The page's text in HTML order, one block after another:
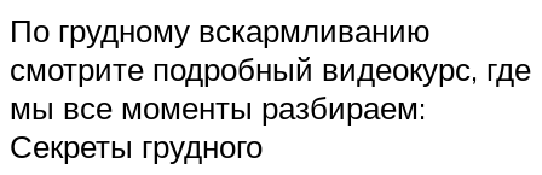
По грудному вскармливанию
смотрите подробный видеокурс, где
мы все моменты разбираем:
Секреты грудного